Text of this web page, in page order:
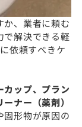
か、業者に頼む
で解決できる軽
依頼すべきケ
カップ、プラン
ナー（薬剤）
固形物が原因の